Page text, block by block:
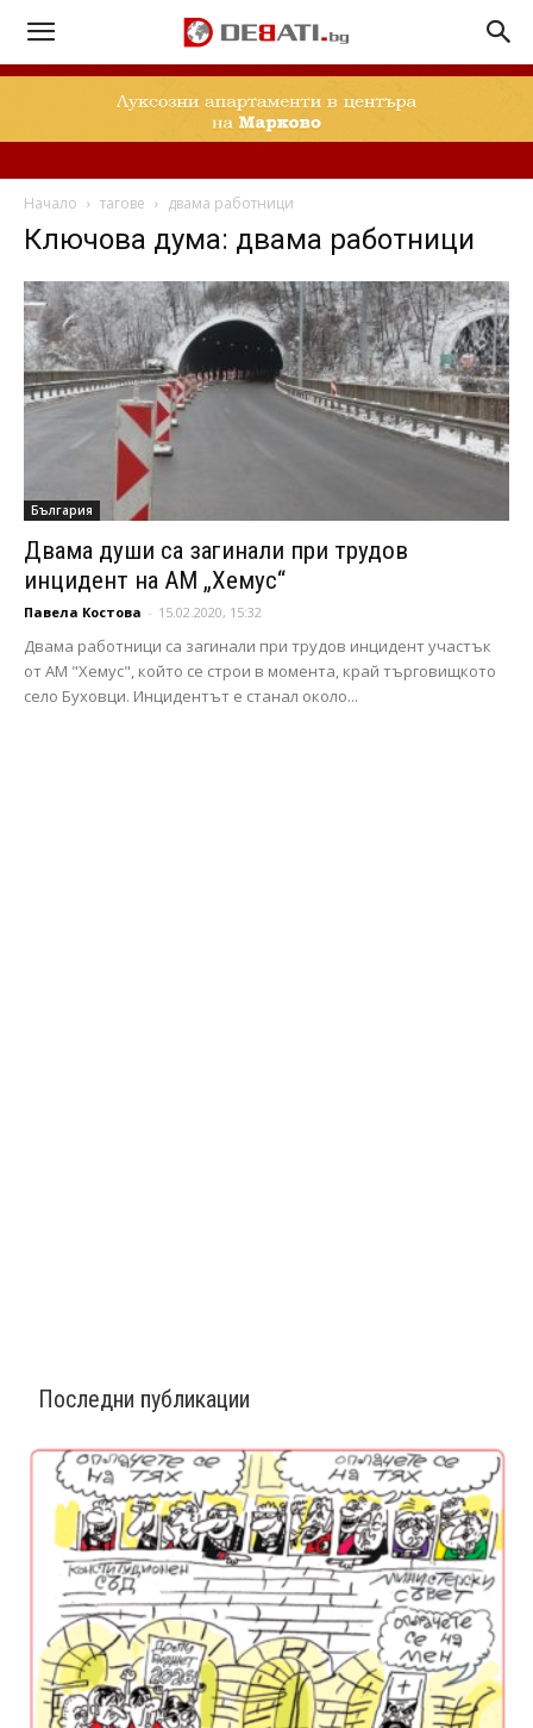
Начало тагове двама работници
Ключова дума: двама работници
България
Двама души са загинали при трудов
инцидент на АМ „Хемус“
Павела Костова - 15.02.2020, 15:32
Двама работници са загинали при трудов инцидент участък
от АМ "Хемус", който се строи в момента, край търговищкото
село Буховци. Инцидентът е станал около...
Последни публикации